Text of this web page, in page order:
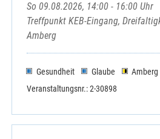
So 09.08.2026, 14:00 - 16:00 Uhr
Treffpunkt KEB-Eingang,
Amberg
Gesundheit Glaube
Amberg
Veranstaltungsnr.: 2-30898